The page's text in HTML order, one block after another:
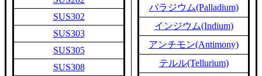
SUS302
SUS303
SUS305
SUS308
パラジウム(Palladium)
インジウム(Indium)
アンチモン(Antimony)
テルル(Tellurium)